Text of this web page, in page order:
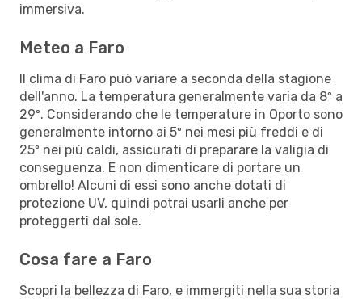
immersiva.
Meteo a Faro
Il clima di Faro può variare a seconda della stagione
dell'anno. La temperatura generalmente varia da 8º a
29º. Considerando che le temperature in Oporto sono
generalmente intorno ai 5º nei mesi più freddi e di
25º nei più caldi, assicurati di preparare la valigia di
conseguenza. E non dimenticare di portare un
ombrello! Alcuni di essi sono anche dotati di
protezione UV, quindi potrai usarli anche per
proteggerti dal sole.
Cosa fare a Faro
Scopri la bellezza di Faro, e immergiti nella sua storia